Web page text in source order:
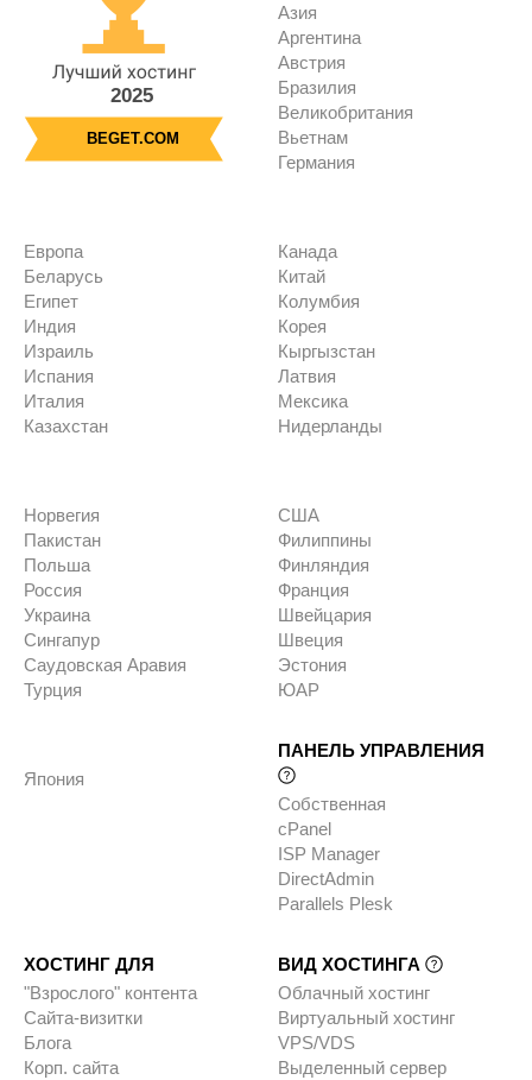
2025
BEGET.COM
Азия
Аргентина
Австрия
Бразилия
Великобритания
Вьетнам
Германия
Европа
Беларусь
Египет
Индия
Израиль
Испания
Италия
Казахстан
Канада
Китай
Колумбия
Корея
Кыргызстан
Латвия
Мексика
Нидерланды
Норвегия
Пакистан
Польша
Россия
Украина
Сингапур
Саудовская Аравия
Турция
США
Филиппины
Финляндия
Франция
Швейцария
Швеция
Эстония
ЮАР
Япония
ПАНЕЛЬ УПРАВЛЕНИЯ
Собственная
cPanel
ISP Manager
DirectAdmin
Parallels Plesk
ХОСТИНГ ДЛЯ
"Взрослого" контента
Сайта-визитки
Блога
Корп. сайта
ВИД ХОСТИНГА
Облачный хостинг
Виртуальный хостинг
VPS/VDS
Выделенный сервер